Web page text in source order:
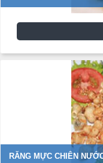
RĂNG MỰC CHIÊN